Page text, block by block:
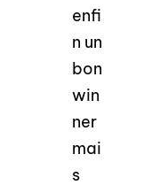
enfi
n un
bon
win
ner
mai
s